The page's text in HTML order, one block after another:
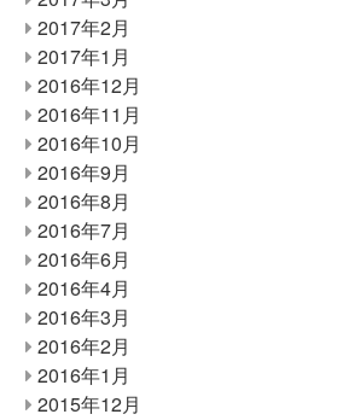
2017年2月
2017年1月
2016年12月
2016年11月
2016年10月
2016年9月
2016年8月
2016年7月
2016年6月
2016年4月
2016年3月
2016年2月
2016年1月
2015年12月